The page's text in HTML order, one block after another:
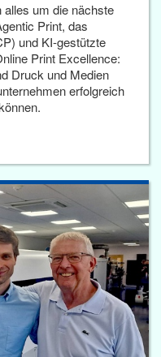
um die nächste
Print, das
und KI-gestützte
Print Excellence:
Druck und Medien
erfolgreich